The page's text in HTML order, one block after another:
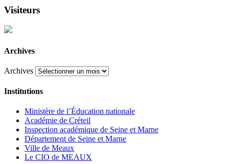
Visiteurs
Archives
Archives
Institutions
Ministère de l’Éducation nationale
Académie de Créteil
Inspection académique de Seine et Marne
Département de Seine et Marne
Ville de Meaux
Le CIO de MEAUX